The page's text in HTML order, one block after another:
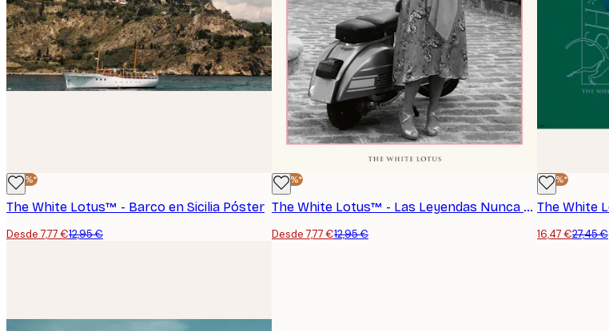
-40%*
The White Lotus™ - Barco en Sicilia Póster
Desde 7,77 €12,95 €
-40%*
The White Lotus™ - Las Leyendas Nunca Mueren Póster
Desde 7,77 €12,95 €
-40%*
16,47 €27,45 €